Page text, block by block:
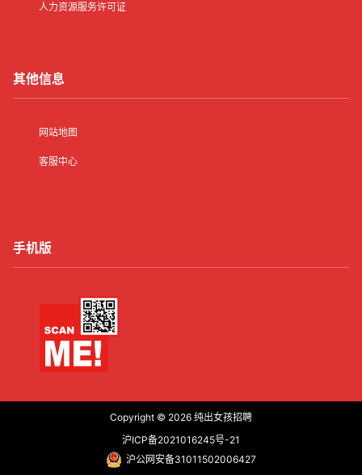
人力资源服务许可证
其他信息
网站地图
客服中心
手机版
Copyright © 2026 纯出女孩招聘
沪ICP备2021016245号-21
沪公网安备31011502006427